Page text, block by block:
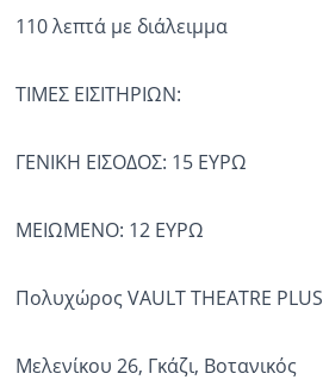
110 λεπτά με διάλειμμα
ΤΙΜΕΣ ΕΙΣΙΤΗΡΙΩΝ:
ΓΕΝΙΚΗ ΕΙΣΟΔΟΣ: 15 ΕΥΡΩ
ΜΕΙΩΜΕΝΟ: 12 ΕΥΡΩ
Πολυχώρος VAULT THEATRE PLUS
Μελενίκου 26, Γκάζι, Βοτανικός